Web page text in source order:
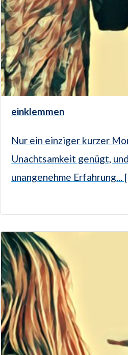
einklemmen
Nur ein einziger kurzer
Unachtsamkeit genügt,
unangenehme Erfahrung...